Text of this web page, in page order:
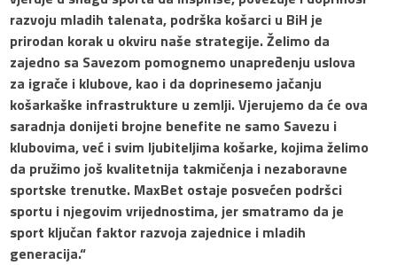
razvoju mladih talenata, podrška košarci u BiH je
prirodan korak u okviru naše strategije. Želimo da
zajedno sa Savezom pomognemo unapređenju uslova
za igrače i klubove, kao i da doprinesemo jačanju
košarkaške infrastrukture u zemlji. Vjerujemo da će ova
saradnja donijeti brojne benefite ne samo Savezu i
klubovima, već i svim ljubiteljima košarke, kojima želimo
da pružimo još kvalitetnija takmičenja i nezaboravne
sportske trenutke. MaxBet ostaje posvećen podršci
sportu i njegovim vrijednostima, jer smatramo da je
sport ključan faktor razvoja zajednice i mladih
generacija.“